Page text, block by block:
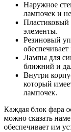
Наружное
лампочек и
Пластиковый
элементы.
Резиновый
Лампы для
ближний и
Внутри
который
лампочек.
Каждая блок фара
можно сказать
обеспечивает им